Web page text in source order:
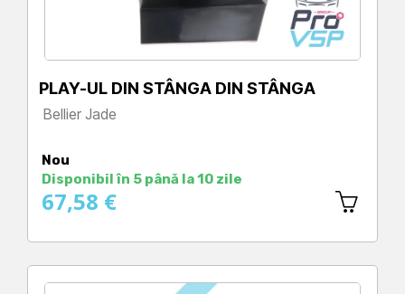
PLAY-UL DIN STÂNGA DIN STÂNGA
Bellier Jade
Nou
Disponibil în 5 până la 10 zile
67,58 €